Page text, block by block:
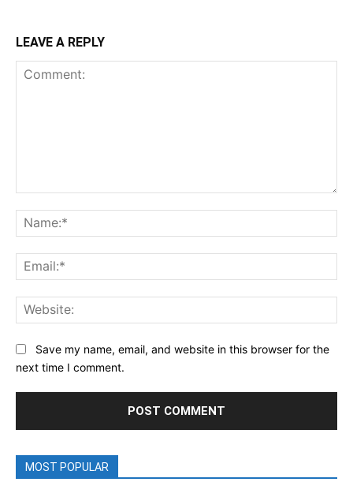
LEAVE A REPLY
Save my name, email, and website in this browser for the
next time I comment.
MOST POPULAR